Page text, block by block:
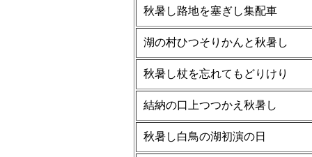
秋暑し路地を塞ぎし集配車
湖の村ひつそりかんと秋暑し
秋暑し杖を忘れてもどりけり
結納の口上つつかえ秋暑し
秋暑し白鳥の湖初演の日